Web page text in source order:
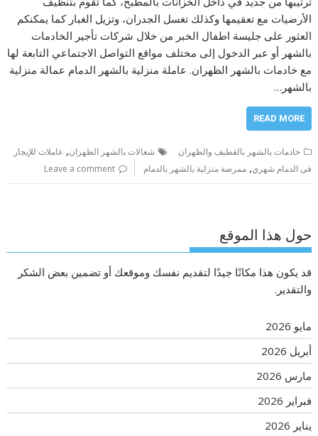
الأرضيات مع تعقيمها وكذلك تغسل الجدران، وتزيل الغبار كما يمكنكم
العثور على جليسة اطفال الخبر من خلال شركات تأجير الخادمات
بالشهر أو عبر الدخول إلى مختلف مواقع التواصل الاجتماعي التابعة لها
مع خادمات بالشهر الظهران. عاملة منزلية بالشهر الدمام عمالة منزلية
بالشهر…
READ MORE
خادمات بالشهر بالقطيف والظهران شغالات بالشهر الظهران, عاملات للإيجار
فى الدمام شهري,ممرضة منزلية بالشهر بالدمام Leave a comment
حول هذا الموقع
قد يكون هذا مكانًا جيدًا لتقديم نفسك وموقعك أو تضمين بعض الشكر
والتقدير.
مايو 2026
أبريل 2026
مارس 2026
فبراير 2026
يناير 2026